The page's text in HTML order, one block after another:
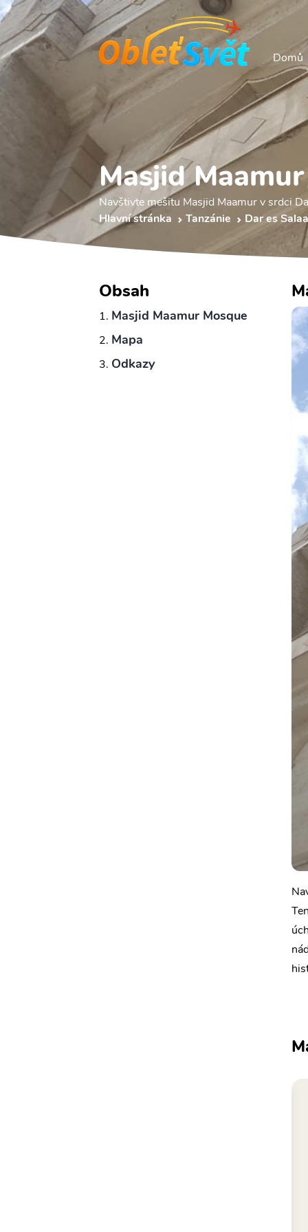
Domů
Masjid
Navštivte mešitu Masjid Maamur v srdci
Hlavní stránka
Tanzánie Dar es
Obsah
Masjid Maamur Mosque
Mapa
Odkazy